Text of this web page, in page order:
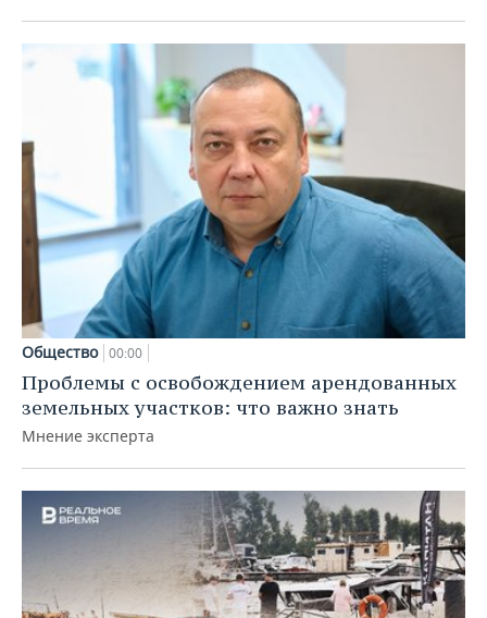
Общество 00:00
Проблемы с освобождением арендованных
земельных участков: что важно знать
Мнение эксперта